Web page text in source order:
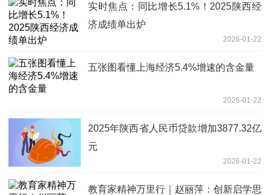
实时焦点：同比增长5.1%！2025陕西经
济成绩单出炉
2026-01-22
五张图看懂上海经济5.4%增速的含金量
2026-01-22
2025年陕西省人民币贷款增加3877.32亿
元
2026-01-22
教育家精神万里行｜赵丽萍：创新启学思